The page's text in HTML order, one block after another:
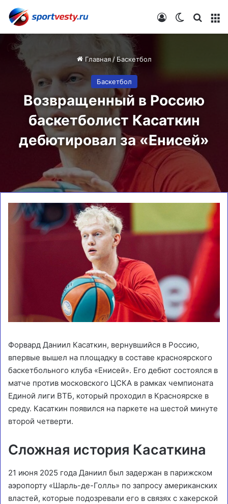
Switch skin
Войти
Главная/Баскетбол
Баскетбол
Возвращенный в Россию
баскетболист Касаткин
дебютировал за «Енисей»
Форвард Даниил Касаткин, вернувшийся в Россию,
впервые вышел на площадку в составе красноярского
баскетбольного клуба «Енисей». Его дебют состоялся в
матче против московского ЦСКА в рамках чемпионата
Единой лиги ВТБ, который проходил в Красноярске в
среду. Касаткин появился на паркете на шестой минуте
второй четверти.
Сложная история Касаткина
21 июня 2025 года Даниил был задержан в парижском
аэропорту «Шарль-де-Голль» по запросу американских
властей, которые подозревали его в связях с хакерской